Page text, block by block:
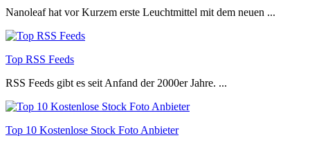
Nanoleaf hat vor Kurzem erste Leuchtmittel mit dem neuen ...
Top RSS Feeds
RSS Feeds gibt es seit Anfand der 2000er Jahre. ...
Top 10 Kostenlose Stock Foto Anbieter